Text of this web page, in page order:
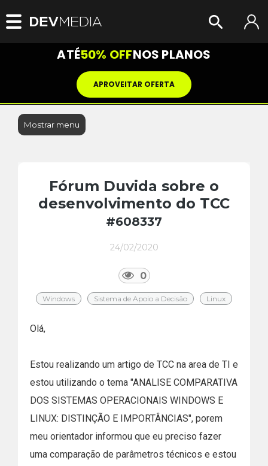
ATÉ50% OFFNOS PLANOS
APROVEITAR OFERTA
Mostrar menu
Fórum Duvida sobre o
desenvolvimento do TCC
#608337
24/02/2020
0
Windows Sistema de Apoio a Decisão Linux
Olá,
Estou realizando um artigo de TCC na area de TI e
estou utilizando o tema "ANALISE COMPARATIVA
DOS SISTEMAS OPERACIONAIS WINDOWS E
LINUX: DISTINÇÃO E IMPORTÂNCIAS", porem
meu orientador informou que eu preciso fazer
uma comparação de parâmetros técnicos e estou